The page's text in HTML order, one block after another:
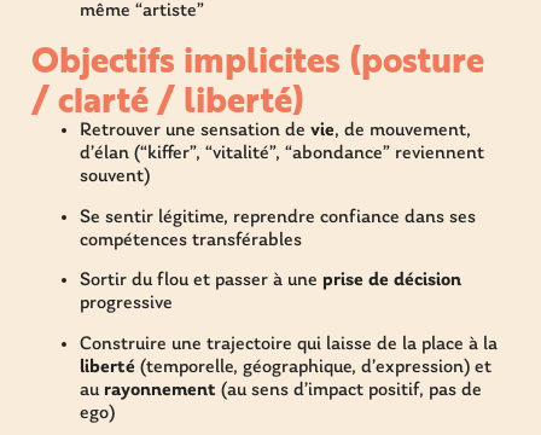
même “artiste”
Objectifs implicites (posture
/ clarté / liberté)​
Retrouver une sensation de vie, de mouvement,
d’élan (“kiffer”, “vitalité”, “abondance” reviennent
souvent)
Se sentir légitime, reprendre confiance dans ses
compétences transférables
Sortir du flou et passer à une prise de décision
progressive
Construire une trajectoire qui laisse de la place à la
liberté (temporelle, géographique, d’expression) et
au rayonnement (au sens d’impact positif, pas de
ego)